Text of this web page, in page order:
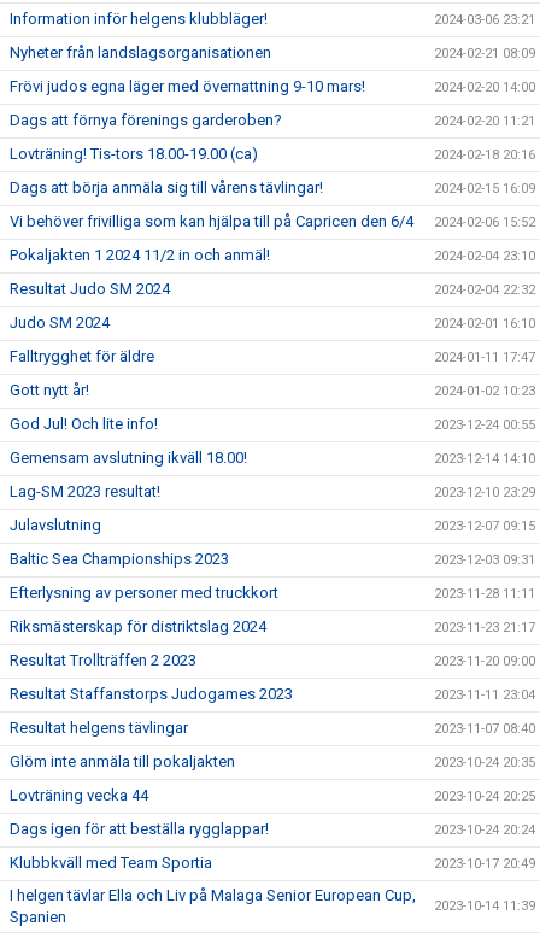
Information inför helgens klubbläger! 2024-03-06 23:21
Nyheter från landslagsorganisationen 2024-02-21 08:09
Frövi judos egna läger med övernattning 9-10 mars! 2024-02-20 14:00
Dags att förnya förenings garderoben? 2024-02-20 11:21
Lovträning! Tis-tors 18.00-19.00 (ca) 2024-02-18 20:16
Dags att börja anmäla sig till vårens tävlingar! 2024-02-15 16:09
Vi behöver frivilliga som kan hjälpa till på Capricen den 6/4 2024-02-06 15:52
Pokaljakten 1 2024 11/2 in och anmäl! 2024-02-04 23:10
Resultat Judo SM 2024 2024-02-04 22:32
Judo SM 2024 2024-02-01 16:10
Falltrygghet för äldre 2024-01-11 17:47
Gott nytt år! 2024-01-02 10:23
God Jul! Och lite info! 2023-12-24 00:55
Gemensam avslutning ikväll 18.00! 2023-12-14 14:10
Lag-SM 2023 resultat! 2023-12-10 23:29
Julavslutning 2023-12-07 09:15
Baltic Sea Championships 2023 2023-12-03 09:31
Efterlysning av personer med truckkort 2023-11-28 11:11
Riksmästerskap för distriktslag 2024 2023-11-23 21:17
Resultat Trollträffen 2 2023 2023-11-20 09:00
Resultat Staffanstorps Judogames 2023 2023-11-11 23:04
Resultat helgens tävlingar 2023-11-07 08:40
Glöm inte anmäla till pokaljakten 2023-10-24 20:35
Lovträning vecka 44 2023-10-24 20:25
Dags igen för att beställa rygglappar! 2023-10-24 20:24
Klubbkväll med Team Sportia 2023-10-17 20:49
I helgen tävlar Ella och Liv på Malaga Senior European Cup,
Spanien
2023-10-14 11:39